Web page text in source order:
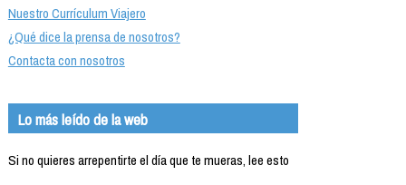
Nuestro Currículum Viajero
¿Qué dice la prensa de nosotros?
Contacta con nosotros
Lo más leído de la web
Si no quieres arrepentirte el día que te mueras, lee esto